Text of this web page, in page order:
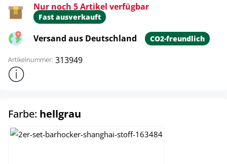
Nur noch 5 Artikel verfügbar
Fast ausverkauft
Versand aus Deutschland CO2-freundlich
Artikelnummer: 313949
Weitere Produktinformationen anzeigen
Farbe: hellgrau